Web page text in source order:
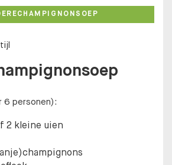
6 personen):
2 kleine uien